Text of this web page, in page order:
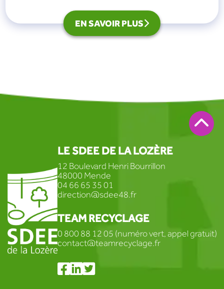
EN SAVOIR PLUS
LE SDEE DE LA LOZÈRE
12 Boulevard Henri Bourrillon
48000 Mende
04 66 65 35 01
direction@sdee48.fr
TEAM RECYCLAGE
0 800 88 12 05 (numéro vert, appel gratuit)
contact@teamrecyclage.fr